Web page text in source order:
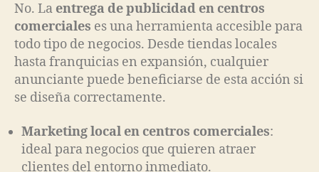
No. La entrega de publicidad en centros
comerciales es una herramienta accesible para
todo tipo de negocios. Desde tiendas locales
hasta franquicias en expansión, cualquier
anunciante puede beneficiarse de esta acción si
se diseña correctamente.
Marketing local en centros comerciales:
ideal para negocios que quieren atraer
clientes del entorno inmediato.